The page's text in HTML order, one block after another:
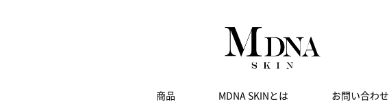
商品 MDNA SKINとは お問い合わせ